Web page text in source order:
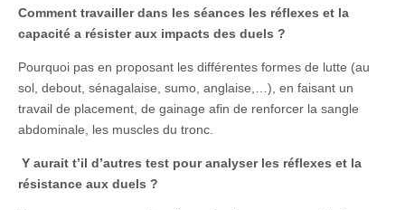
Comment travailler dans les séances les réflexes et la
capacité a résister aux impacts des duels ?
Pourquoi pas en proposant les différentes formes de lutte (au
sol, debout, sénagalaise, sumo, anglaise,…), en faisant un
travail de placement, de gainage afin de renforcer la sangle
abdominale, les muscles du tronc.
Y aurait t’il d’autres test pour analyser les réflexes et la
résistance aux duels ?